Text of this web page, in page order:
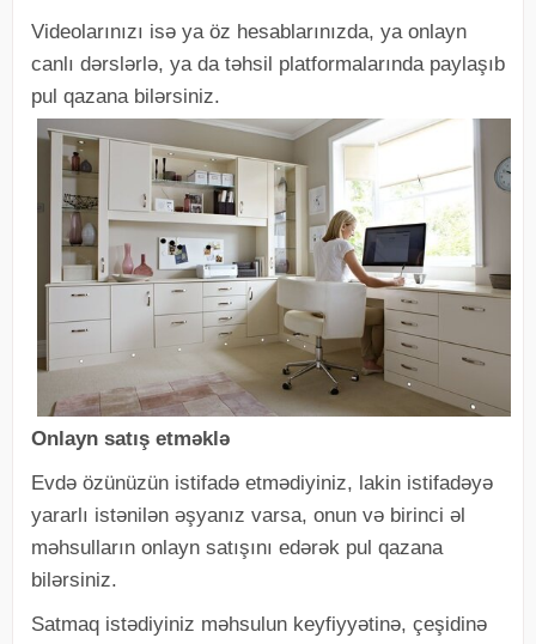
Videolarınızı isə ya öz hesablarınızda, ya onlayn
canlı dərslərlə, ya da təhsil platformalarında paylaşıb
pul qazana bilərsiniz.
Onlayn satış etməklə
Evdə özünüzün istifadə etmədiyiniz, lakin istifadəyə
yararlı istənilən əşyanız varsa, onun və birinci əl
məhsulların onlayn satışını edərək pul qazana
bilərsiniz.
Satmaq istədiyiniz məhsulun keyfiyyətinə, çeşidinə